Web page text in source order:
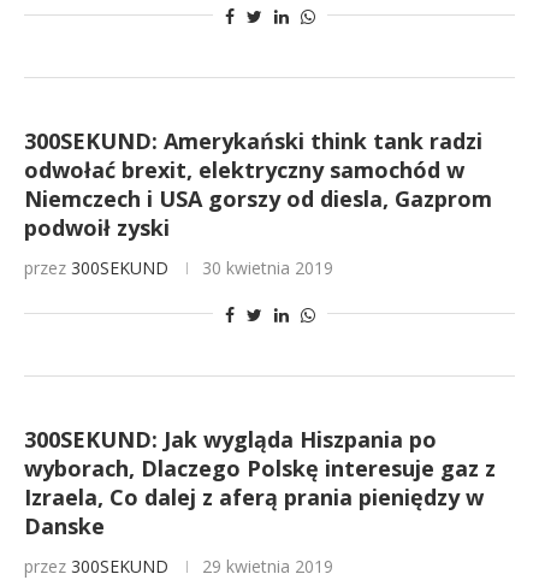
300SEKUND: Amerykański think tank radzi
odwołać brexit, elektryczny samochód w
Niemczech i USA gorszy od diesla, Gazprom
podwoił zyski
przez 300SEKUND 30 kwietnia 2019
300SEKUND: Jak wygląda Hiszpania po
wyborach, Dlaczego Polskę interesuje gaz z
Izraela, Co dalej z aferą prania pieniędzy w
Danske
przez 300SEKUND 29 kwietnia 2019